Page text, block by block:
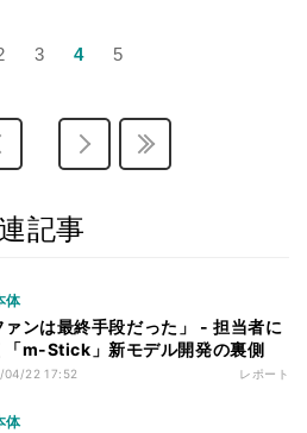
3 4 5
記事
体
ァンは最終手段だった」 - 担当者に
「m-Stick」新モデル開発の裏側
04/22 17:52 レポート
体